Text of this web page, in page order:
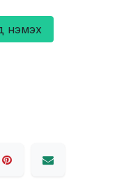
нэмэх